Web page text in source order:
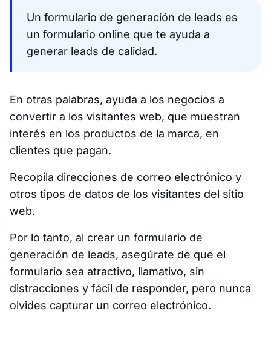
Un formulario de generación de leads es
un formulario online que te ayuda a
generar leads de calidad.
En otras palabras, ayuda a los negocios a
convertir a los visitantes web, que muestran
interés en los productos de la marca, en
clientes que pagan.
Recopila direcciones de correo electrónico y
otros tipos de datos de los visitantes del sitio
web.
Por lo tanto, al crear un formulario de
generación de leads, asegúrate de que el
formulario sea atractivo, llamativo, sin
distracciones y fácil de responder, pero nunca
olvides capturar un correo electrónico.